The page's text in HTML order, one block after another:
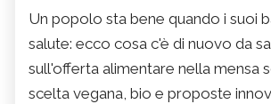
Un popolo sta bene quando i suoi
salute: ecco cosa c'è di nuovo da
sull'offerta alimentare nella mensa
scelta vegana, bio e proposte